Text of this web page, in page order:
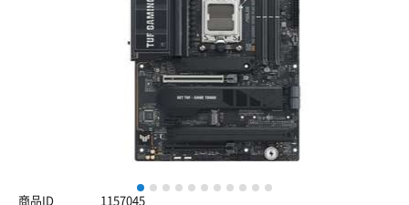
1 2 3 4 5 6 7 8 9 10
商品ID
1157045